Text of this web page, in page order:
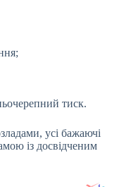
тиск.
усі бажаючі
із досвідченим